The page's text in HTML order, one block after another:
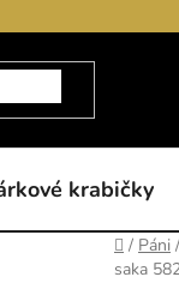
krabičky
Domů
/ Páni /
saka